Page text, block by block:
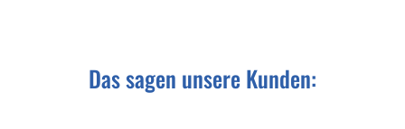
Das sagen unsere Kunden: